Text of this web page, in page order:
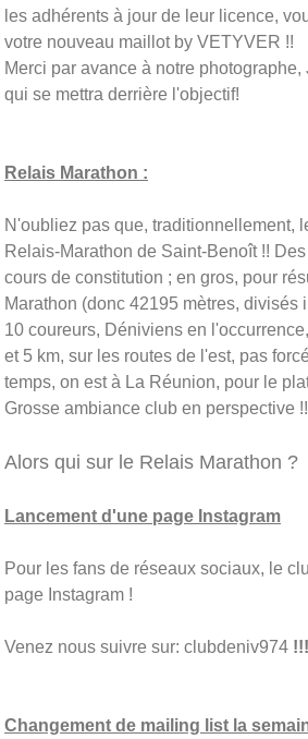
les adhérents à jour de leur licence,
votre nouveau maillot by VETYVER !!
Merci par avance à notre
qui se mettra derrière l'objectif!
Relais Marathon :
N'oubliez pas que, traditionnellement,
Relais-Marathon de Saint-Benoît !!
cours de constitution ; en gros, pour
Marathon (donc 42195 mètres, divisés
10 coureurs, Déniviens en
et 5 km, sur les routes de l'est, pas
temps, on est à La Réunion, pour le
Grosse ambiance club en perspective !!
Alors qui sur le Relais Marathon ?
Lancement d'une page Instagram
Pour les fans de réseaux sociaux, le
page Instagram !
Venez nous suivre sur: clubdeniv974 !!!
Changement de mailing list la